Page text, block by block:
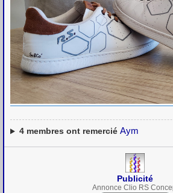
4membres ont remercié Aym
Publicité
Annonce Clio RS